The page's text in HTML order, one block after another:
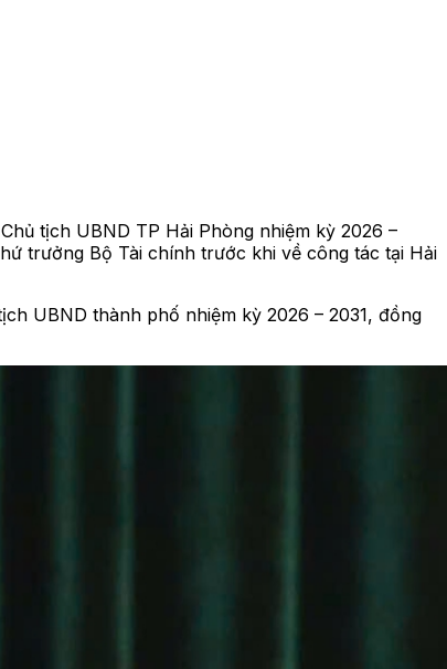
tịch UBND TP Hải Phòng nhiệm kỳ 2026 –
trưởng Bộ Tài chính trước khi về công tác tại Hải
UBND thành phố nhiệm kỳ 2026 – 2031, đồng